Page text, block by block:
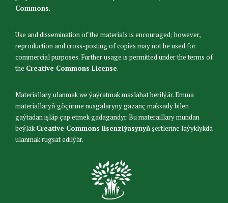
Commons.
Use and dissemination of the materials is encouraged; however,
reproduction and cross-posting of copies may not be used for
commercial purposes. Further usage is permitted under the terms of
the Creative Commons License.
Materiallary ulanmak we ýaýratmak maslahat berilýär. Emma
materiallaryň göçürme nusgalaryny gazanç maksady bilen
gaýtadan işläp çap etmek gadagandyr. Bu materaillary mundan
beýläkCreative Commons lisenziýasynyňşertlerine laýyklykda
ulanmak rugsat edilýär.